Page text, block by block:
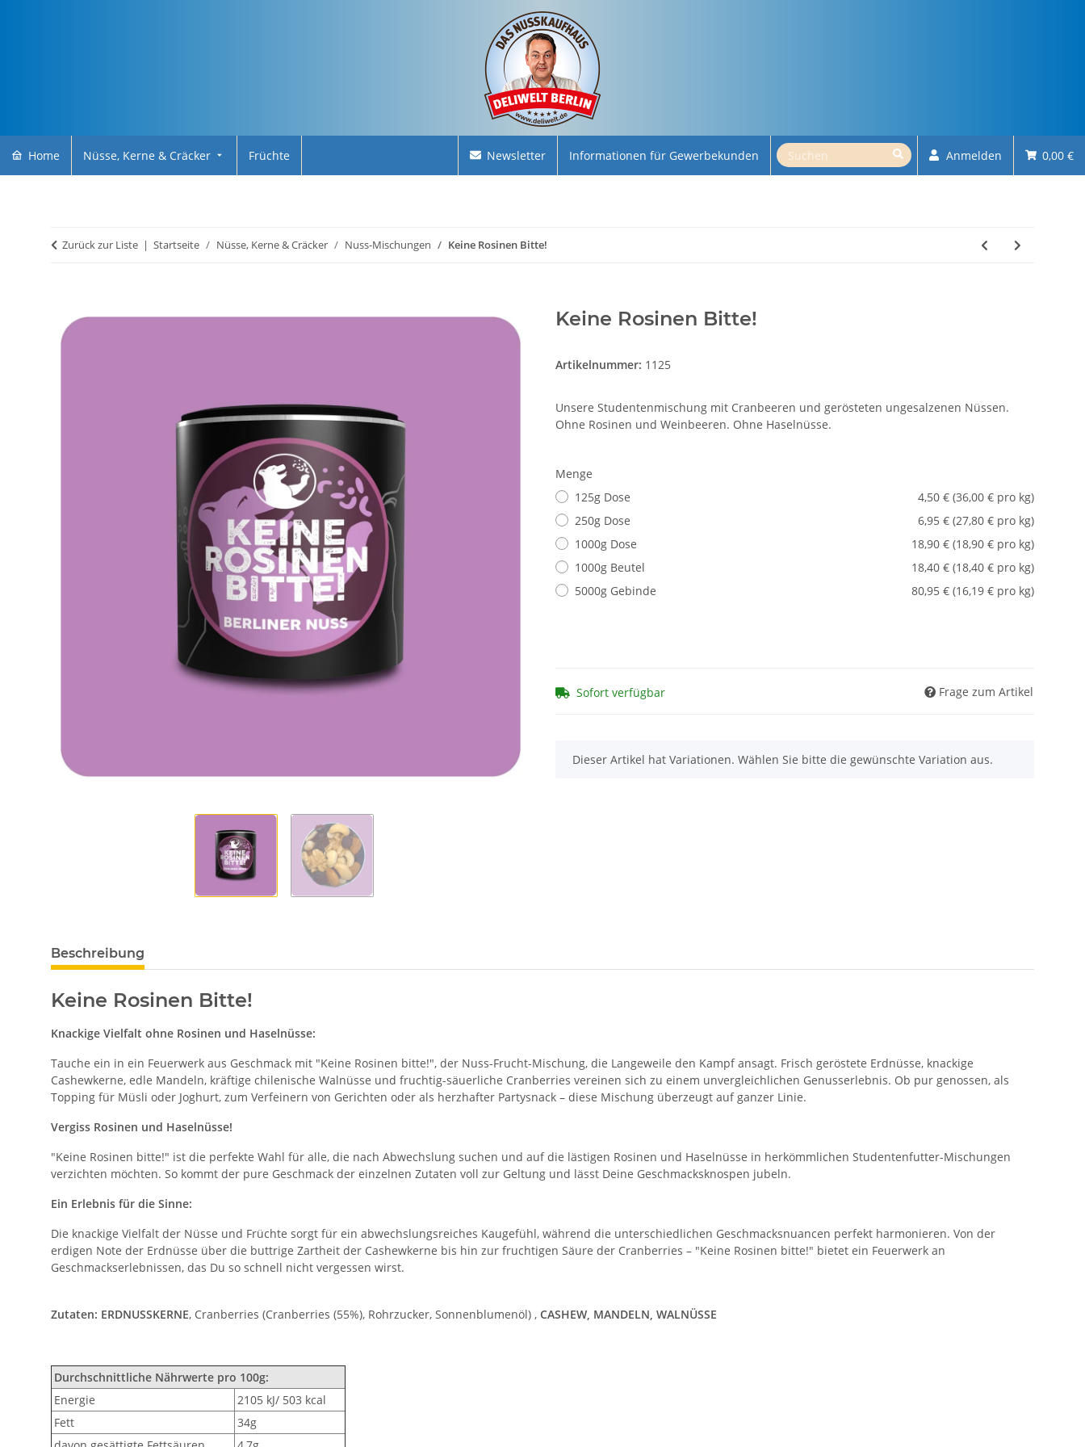
Home Nüsse, Kerne & Cräcker Früchte Newsletter Informationen für Gewerbekunden Anmelden 0,00 €
Zurück zur Liste Startseite Nüsse, Kerne & Cräcker Nuss-Mischungen Keine Rosinen Bitte!
Keine Rosinen Bitte!
Artikelnummer: 1125
Unsere Studentenmischung mit Cranbeeren und gerösteten ungesalzenen Nüssen.
Ohne Rosinen und Weinbeeren. Ohne Haselnüsse.
Menge
125g Dose
4,50 € (36,00 € pro kg)
250g Dose
6,95 € (27,80 € pro kg)
1000g Dose
18,90 € (18,90 € pro kg)
1000g Beutel
18,40 € (18,40 € pro kg)
5000g Gebinde
80,95 € (16,19 € pro kg)
Sofort verfügbar Frage zum Artikel
x
Dieser Artikel hat Variationen. Wählen Sie bitte die gewünschte Variation aus.
Beschreibung
Keine Rosinen Bitte!
Knackige Vielfalt ohne Rosinen und Haselnüsse:
Tauche ein in ein Feuerwerk aus Geschmack mit "Keine Rosinen bitte!", der Nuss-Frucht-Mischung, die Langeweile den Kampf ansagt. Frisch geröstete Erdnüsse, knackige
Cashewkerne, edle Mandeln, kräftige chilenische Walnüsse und fruchtig-säuerliche Cranberries vereinen sich zu einem unvergleichlichen Genusserlebnis. Ob pur genossen, als
Topping für Müsli oder Joghurt, zum Verfeinern von Gerichten oder als herzhafter Partysnack – diese Mischung überzeugt auf ganzer Linie.
Vergiss Rosinen und Haselnüsse!
"Keine Rosinen bitte!" ist die perfekte Wahl für alle, die nach Abwechslung suchen und auf die lästigen Rosinen und Haselnüsse in herkömmlichen Studentenfutter-Mischungen
verzichten möchten. So kommt der pure Geschmack der einzelnen Zutaten voll zur Geltung und lässt Deine Geschmacksknospen jubeln.
Ein Erlebnis für die Sinne:
Die knackige Vielfalt der Nüsse und Früchte sorgt für ein abwechslungsreiches Kaugefühl, während die unterschiedlichen Geschmacksnuancen perfekt harmonieren. Von der
erdigen Note der Erdnüsse über die buttrige Zartheit der Cashewkerne bis hin zur fruchtigen Säure der Cranberries – "Keine Rosinen bitte!" bietet ein Feuerwerk an
Geschmackserlebnissen, das Du so schnell nicht vergessen wirst.
Zutaten: ERDNUSSKERNE, Cranberries (Cranberries (55%), Rohrzucker, Sonnenblumenöl) , CASHEW, MANDELN, WALNÜSSE
Durchschnittliche Nährwerte pro 100g:
Energie
2105 kJ/ 503 kcal
Fett
34g